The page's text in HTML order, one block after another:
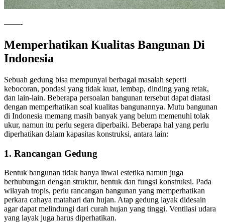
——-
Memperhatikan Kualitas Bangunan Di
Indonesia
Sebuah gedung bisa mempunyai berbagai masalah seperti
kebocoran, pondasi yang tidak kuat, lembap, dinding yang retak,
dan lain-lain. Beberapa persoalan bangunan tersebut dapat diatasi
dengan memperhatikan soal kualitas bangunannya. Mutu bangunan
di Indonesia memang masih banyak yang belum memenuhi tolak
ukur, namun itu perlu segera diperbaiki. Beberapa hal yang perlu
diperhatikan dalam kapasitas konstruksi, antara lain:
1. Rancangan Gedung
Bentuk bangunan tidak hanya ihwal estetika namun juga
berhubungan dengan struktur, bentuk dan fungsi konstruksi. Pada
wilayah tropis, perlu rancangan bangunan yang memperhatikan
perkara cahaya matahari dan hujan. Atap gedung layak didesain
agar dapat melindungi dari curah hujan yang tinggi. Ventilasi udara
yang layak juga harus diperhatikan.